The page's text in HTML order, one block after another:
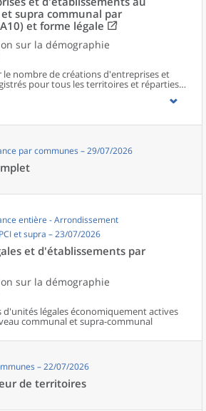
supra communal par
et forme légale
sur la démographie
le nombre de créations d'entreprises et
pour tous les territoires et réparties
et la forme légale.
par communes – 29/07/2026
entière - Arrondissement
et supra – 23/07/2026
et d'établissements par
sur la démographie
d'unités légales économiquement actives
communal et supra-communal
– 22/07/2026
de territoires